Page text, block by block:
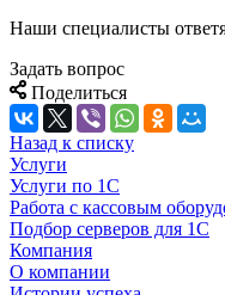
Наши специалисты
Задать вопрос
Поделиться
Назад к списку
Услуги
Услуги по 1С
Работа с кассовым
Подбор серверов для 1С
Компания
О компании